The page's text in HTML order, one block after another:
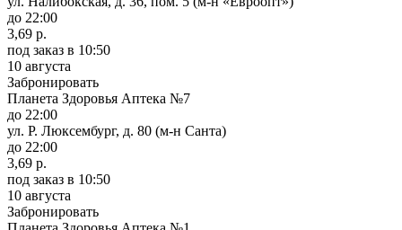
до 22:00
3,69 р.
под заказ в 10:50
10 августа
Забронировать
Планета Здоровья Аптека №7
до 22:00
ул. Р. Люксембург, д. 80 (м-н Санта)
до 22:00
3,69 р.
под заказ в 10:50
10 августа
Забронировать